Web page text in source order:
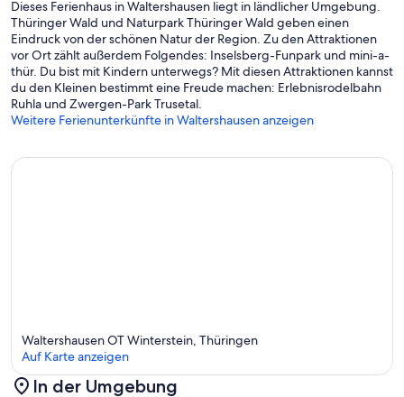
Dieses Ferienhaus in Waltershausen liegt in ländlicher Umgebung.
Thüringer Wald und Naturpark Thüringer Wald geben einen
Eindruck von der schönen Natur der Region. Zu den Attraktionen
vor Ort zählt außerdem Folgendes: Inselsberg-Funpark und mini-a-
thür. Du bist mit Kindern unterwegs? Mit diesen Attraktionen kannst
du den Kleinen bestimmt eine Freude machen: Erlebnisrodelbahn
Ruhla und Zwergen-Park Trusetal.
Weitere Ferienunterkünfte in Waltershausen anzeigen
Waltershausen OT Winterstein, Thüringen
Auf Karte anzeigen
In der Umgebung